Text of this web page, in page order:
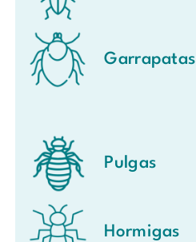
Garrapatas
Pulgas
Hormigas